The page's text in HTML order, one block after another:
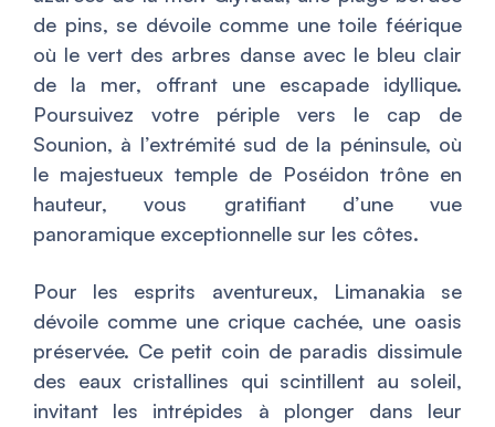
de pins, se dévoile comme une toile féérique
où le vert des arbres danse avec le bleu clair
de la mer, offrant une escapade idyllique.
Poursuivez votre périple vers le cap de
Sounion, à l’extrémité sud de la péninsule, où
le majestueux temple de Poséidon trône en
hauteur, vous gratifiant d’une vue
panoramique exceptionnelle sur les côtes.
Pour les esprits aventureux, Limanakia se
dévoile comme une crique cachée, une oasis
préservée. Ce petit coin de paradis dissimule
des eaux cristallines qui scintillent au soleil,
invitant les intrépides à plonger dans leur